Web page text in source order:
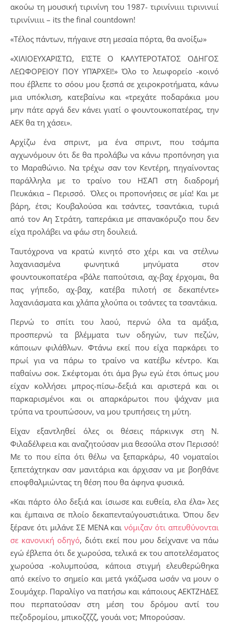
ακούω τη μουσική τιρινίνη του 1987- τιρινίνιιιι τιρινινιιί
τιρινίνιιιι – its the final countdown!
«Τέλος πάντων, πήγαινε στη μεσαία πόρτα, θα ανοίξω»
«ΧΙΛΙΟΕΥΧΑΡΙΣΤΩ, ΕΊΣΤΕ Ο ΚΑΛΥΤΕΡΟΤΑΤΟΣ ΟΔΗΓΟΣ
ΛΕΩΦΟΡΕΙΟΥ ΠΟΥ ΥΠΆΡΧΕΙ!» Όλο το λεωφορείο -κοινό
που έβλεπε το σόου μου ξεσπά σε χειροκροτήματα, κάνω
μια υπόκλιση, κατεβαίνω και «τρεχάτε ποδαράκια μου
μην πάτε αργά δεν κάνει γιατί ο φουντουκοπατέρας, την
ΑΕΚ θα τη χάσει».
Αρχίζω ένα σπριντ, μα ένα σπριντ, που τσάμπα
αγχωνόμουν ότι δε θα προλάβω να κάνω προπόνηση για
το Μαραθώνιο. Να τρέχω σαν τον Κεντέρη, πηγαίνοντας
παράλληλα με το τραίνο του ΗΣΑΠ στη διαδρομή
Πευκάκια – Περισσό. Όλες οι προπονήσεις σε μία! Και με
βάρη, έτσι; Κουβαλούσα και τσάντες, τσαντάκια, τυριά
από τον Αη Στράτη, ταπεράκια με σπανακόρυζο που δεν
είχα προλάβει να φάω στη δουλειά.
Ταυτόχρονα να κρατώ κινητό στο χέρι και να στέλνω
λαχανιασμένα φωνητικά μηνύματα στον
φουντουκοπατέρα «βάλε παπούτσια, αχ-βαχ έρχομαι, θα
πας γήπεδο, αχ-βαχ, κατέβα πιλοτή σε δεκαπέντε»
λαχανιάσματα και χλάπα χλούπα οι τσάντες τα τσαντάκια.
Περνώ το σπίτι του λαού, περνώ όλα τα αμάξια,
προσπερνώ τα βλέμματα των οδηγών, των πεζών,
κάποιων φιλάθλων. Φτάνω εκεί που είχα παρκάρει το
πρωί για να πάρω το τραίνο να κατέβω κέντρο. Και
παθαίνω σοκ. Σκέφτομαι ότι άμα βγω εγώ έτσι όπως μου
είχαν κολλήσει μπρος-πίσω-δεξιά και αριστερά και οι
παρκαρισμένοι και οι απαρκάρωτοι που ψάχναν μια
τρύπα να τρουπώσουν, να μου τρυπήσεις τη μύτη.
Είχαν εξαντληθεί όλες οι θέσεις πάρκινγκ στη Ν.
Φιλαδέλφεια και αναζητούσαν μια θεσούλα στον Περισσό!
Με το που είπα ότι θέλω να ξεπαρκάρω, 40 νοματαίοι
ξεπετάχτηκαν σαν μανιτάρια και άρχισαν να με βοηθάνε
εποφθαλμιώντας τη θέση που θα άφηνα φυσικά.
«Και πάρτο όλο δεξιά και ίσιωσε και ευθεία, ελα έλα» λες
και έμπαινα σε πλοίο δεκαπενταύγουστιάτικα. Όπου δεν
ξέρανε ότι μιλάνε ΣΕ ΜΕΝΑ καινόμιζαν ότι απευθύνονται
σε κανονική οδηγό, διότι εκεί που μου δείχνανε να πάω
εγώ έβλεπα ότι δε χωρούσα, τελικά εκ του αποτελέσματος
χωρούσα -κολυμπούσα, κάποια στιγμή ελευθερώθηκα
από εκείνο το σημείο και μετά γκάζωσα ωσάν να μουν ο
Σουμάχερ. Παραλίγο να πατήσω και κάποιους ΑΕΚΤΖΗΔΕΣ
που περπατούσαν στη μέση του δρόμου αντί του
πεζοδρομίου, μπικοζζζζ, γουάι νοτ; Μπορούσαν.